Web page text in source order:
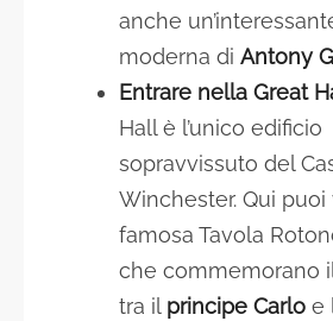
anche
moderna di Antony
Entrare nella Great
Hall è l’unico edificio
sopravvissuto del
Winchester. Qui
famosa Tavola
che commemorano
tra il principe Carlo e